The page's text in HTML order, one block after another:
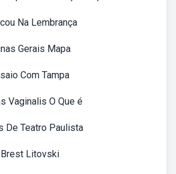
Na Lembrança
Gerais Mapa
Com Tampa
Vaginalis O Que é
De Teatro Paulista
Litovski